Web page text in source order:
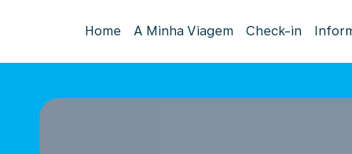
Home A Minha Viagem Check-in